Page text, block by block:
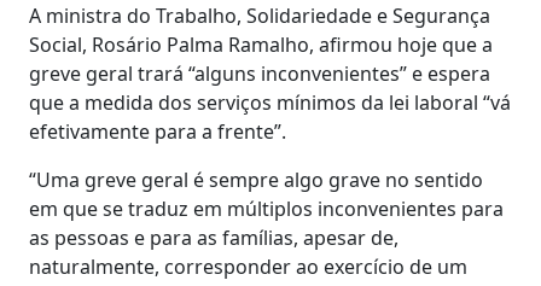
A ministra do Trabalho, Solidariedade e Segurança
Social, Rosário Palma Ramalho, afirmou hoje que a
greve geral trará “alguns inconvenientes” e espera
que a medida dos serviços mínimos da lei laboral “vá
efetivamente para a frente”.
“Uma greve geral é sempre algo grave no sentido
em que se traduz em múltiplos inconvenientes para
as pessoas e para as famílias, apesar de,
naturalmente, corresponder ao exercício de um